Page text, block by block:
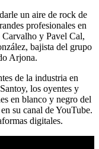
un aire de rock de
profesionales en
y Pavel Cal,
bajista del grupo
Arjona.
de la industria en
los oyentes y
en blanco y negro del
su canal de YouTube.
digitales.